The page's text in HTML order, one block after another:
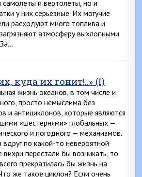
и вертолеты, но и
у них серьезные. Их могучие
расходуют много топлива и
атмосферу выхлопными
куда их гонит!..» (I)
жизнь океанов, в том числе и
просто немыслима без
и антициклонов, которые являются
«шестернями» глобальных —
и погодного — механизмов.
вдруг по какой-то невероятной
вихри перестали бы возникать, то
прекратилась бы жизнь на
же такое циклон? Если очень